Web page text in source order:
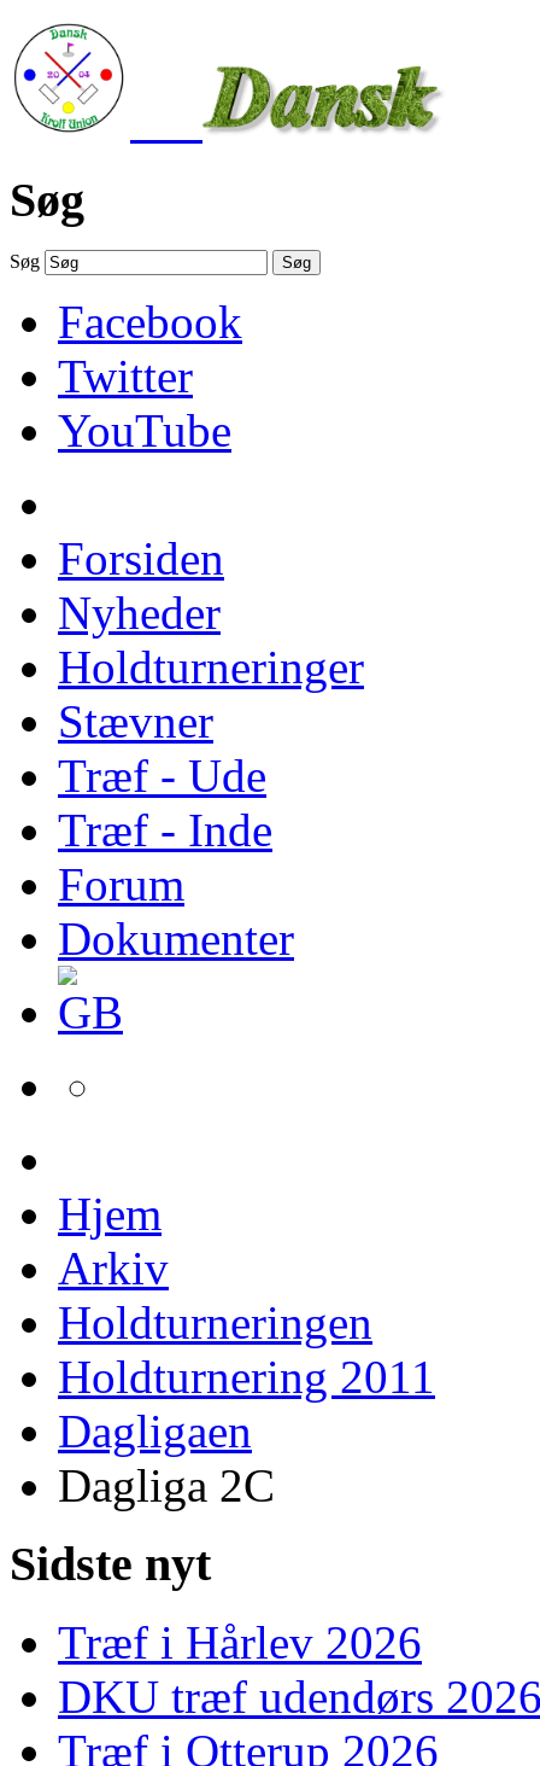
Søg
Søg Søg
Facebook
Twitter
YouTube
Forsiden
Nyheder
Holdturneringer
Stævner
Træf - Ude
Træf - Inde
Forum
Dokumenter
Hjem
Arkiv
Holdturneringen
Holdturnering 2011
Dagligaen
Dagliga 2C
Sidste nyt
Træf i Hårlev 2026
DKU træf udendørs
Træf i Otterup 2026